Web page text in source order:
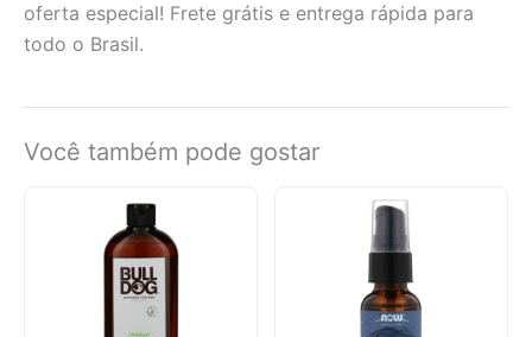
oferta especial! Frete grátis e entrega rápida para
todo o Brasil.
Você também pode gostar